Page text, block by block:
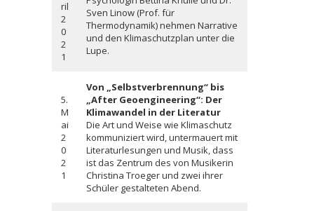
ril
2
0
2
1
Sven Linow (Prof. für
Thermodynamik) nehmen Narrative
und den Klimaschutzplan unter die
Lupe.
5.
M
ai
2
0
2
1
Von „Selbstverbrennung“ bis
„After Geoengineering“: Der
Klimawandel in der Literatur
Die Art und Weise wie Klimaschutz
kommuniziert wird, untermauert mit
Literaturlesungen und Musik, dass
ist das Zentrum des von Musikerin
Christina Troeger und zwei ihrer
Schüler gestalteten Abend.